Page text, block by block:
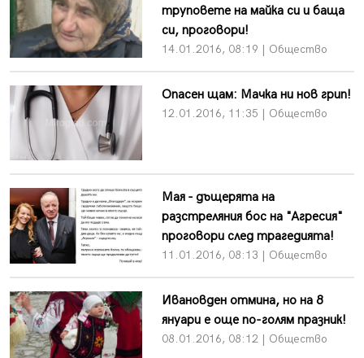
труповете на майка си и баща
си, проговори!
14.01.2016, 08:19 | Общество
Опасен щам: Мачка ни нов грип!
12.01.2016, 11:35 | Общество
Мая - дъщерята на
разстреляния бос на "Агресия"
проговори след трагедията!
11.01.2016, 08:13 | Общество
Ивановден отмина, но на 8
януари е още по-голям празник!
08.01.2016, 08:12 | Общество